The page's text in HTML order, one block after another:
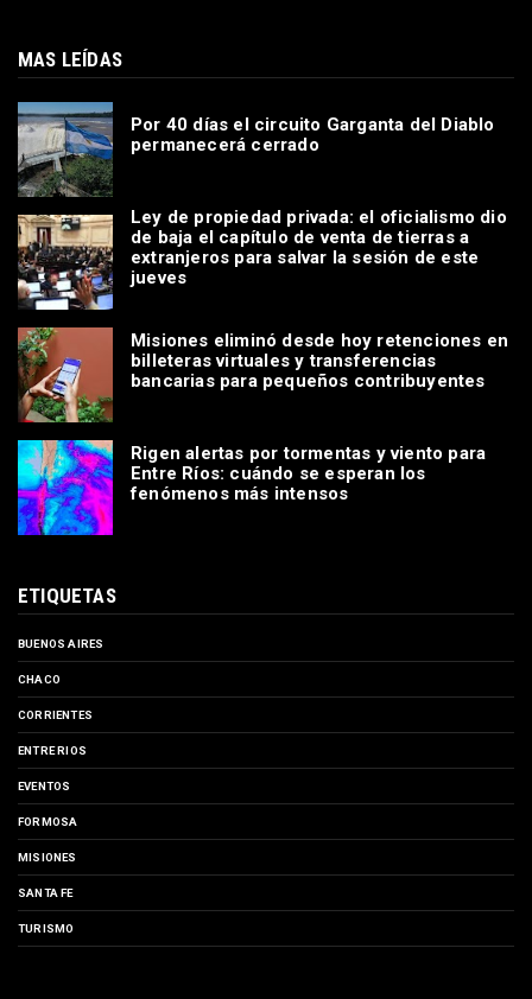
MAS LEÍDAS
Por 40 días el circuito Garganta del Diablo
permanecerá cerrado
Ley de propiedad privada: el oficialismo dio
de baja el capítulo de venta de tierras a
extranjeros para salvar la sesión de este
jueves
Misiones eliminó desde hoy retenciones en
billeteras virtuales y transferencias
bancarias para pequeños contribuyentes
Rigen alertas por tormentas y viento para
Entre Ríos: cuándo se esperan los
fenómenos más intensos
ETIQUETAS
BUENOS AIRES
CHACO
CORRIENTES
ENTRE RIOS
EVENTOS
FORMOSA
MISIONES
SANTA FE
TURISMO